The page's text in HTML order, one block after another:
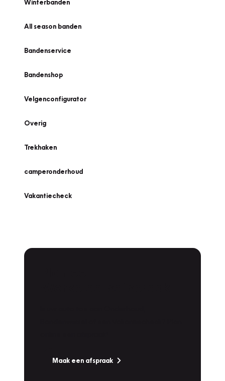
Winterbanden
All season banden
Bandenservice
Bandenshop
Velgenconfigurator
Overig
Trekhaken
camperonderhoud
Vakantiecheck
Maak een afspraak